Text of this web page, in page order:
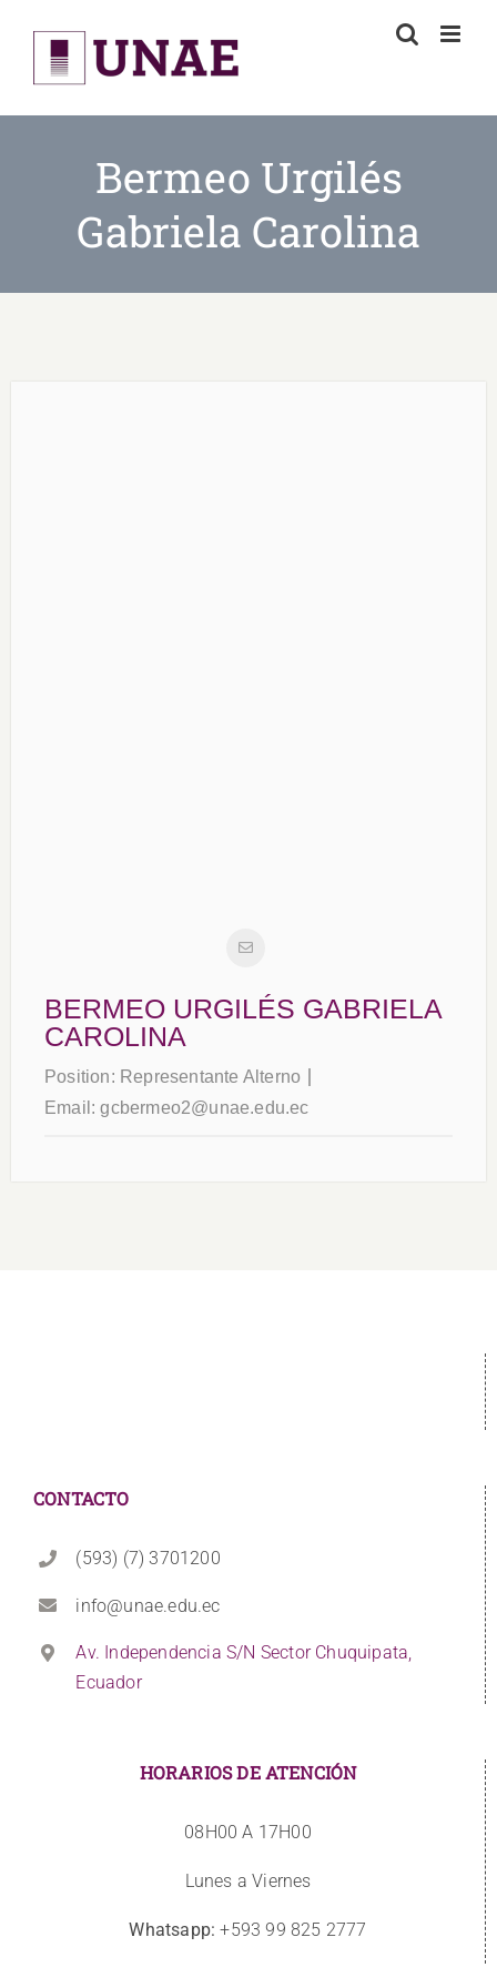
content
Bermeo Urgilés
Gabriela Carolina
BERMEO URGILÉS GABRIELA
CAROLINA
Position: Representante Alterno
Email:gcbermeo2@unae.edu.ec
CONTACTO
(593) (7) 3701200
info@unae.edu.ec
Av. Independencia S/N Sector Chuquipata,
Ecuador
HORARIOS DE ATENCIÓN
08H00 A 17H00
Lunes a Viernes
Whatsapp: +593 99 825 2777